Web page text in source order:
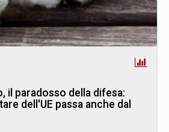
il paradosso della difesa:
dell'UE passa anche dal